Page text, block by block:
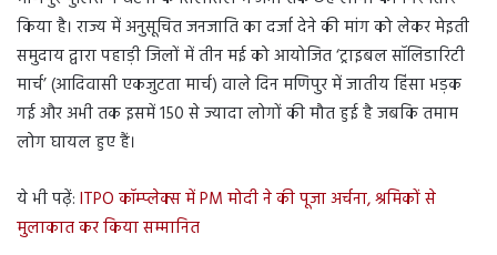
किया है। राज्य में अनुसूचित जनजाति का दर्जा देने की मांग को लेकर मेइती
समुदाय द्वारा पहाड़ी जिलों में तीन मई को आयोजित ‘ट्राइबल सॉलिडारिटी
मार्च’ (आदिवासी एकजुटता मार्च) वाले दिन मणिपुर में जातीय हिंसा भड़क
गई और अभी तक इसमें 150 से ज्यादा लोगों की मौत हुई है जबकि तमाम
लोग घायल हुए हैं।
ये भी पढ़ें: ITPO कॉम्प्लेक्स में PM मोदी ने की पूजा अर्चना, श्रमिकों से
मुलाकात कर किया सम्मानित